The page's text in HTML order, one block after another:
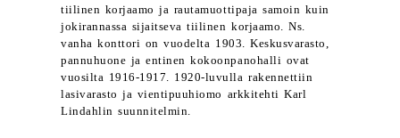
tiilinen korjaamo ja rautamuottipaja samoin kuin
jokirannassa sijaitseva tiilinen korjaamo. Ns.
vanha konttori on vuodelta 1903. Keskusvarasto,
pannuhuone ja entinen kokoonpanohalli ovat
vuosilta 1916-1917. 1920-luvulla rakennettiin
lasivarasto ja vientipuuhiomo arkkitehti Karl
Lindahlin suunnitelmin.